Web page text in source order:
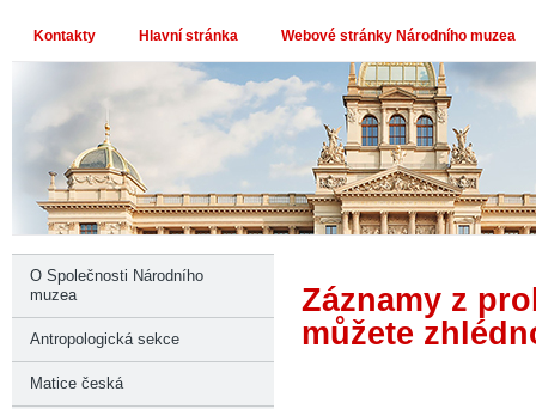
Kontakty Hlavní stránka Webové stránky Národního muzea
Záznamy z
můžete
O Společnosti Národního
muzea
Antropologická sekce
Matice česká